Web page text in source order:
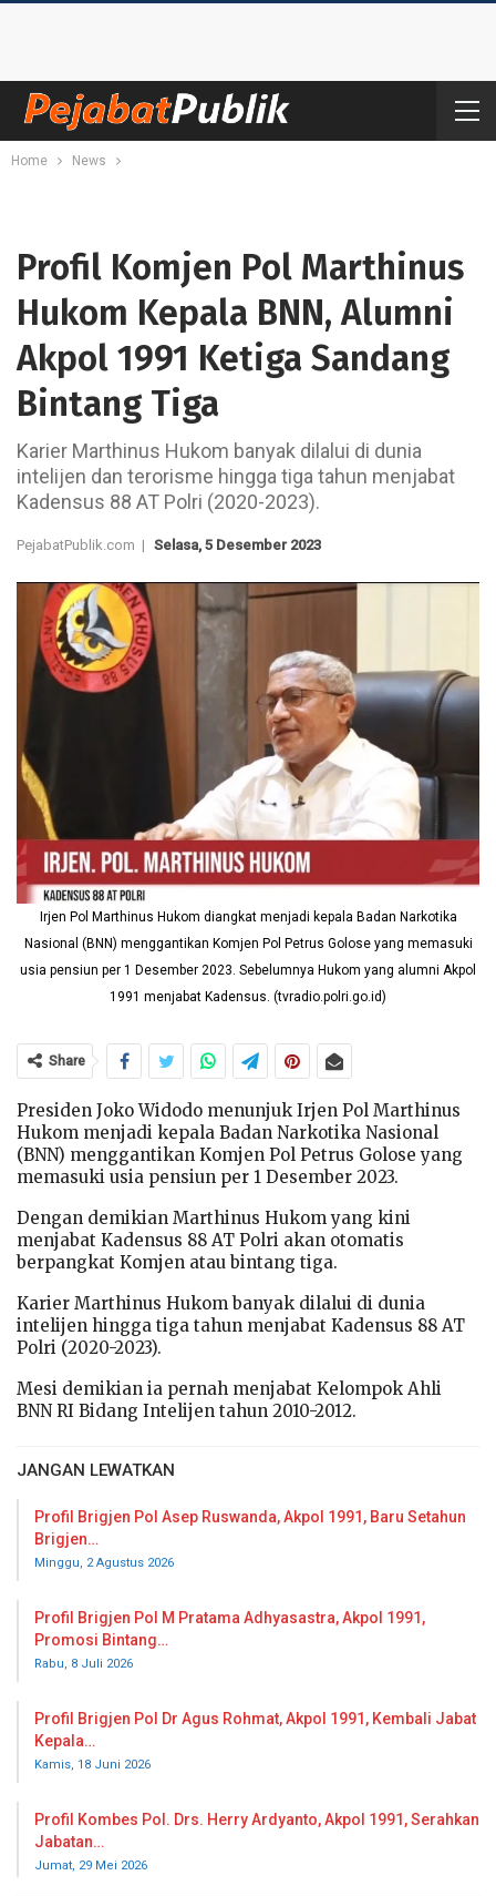
Home News
Profil Komjen Pol Marthinus
Hukom Kepala BNN, Alumni
Akpol 1991 Ketiga Sandang
Bintang Tiga
Karier Marthinus Hukom banyak dilalui di dunia
intelijen dan terorisme hingga tiga tahun menjabat
Kadensus 88 AT Polri (2020-2023).
PejabatPublik.com | Selasa, 5 Desember 2023
Irjen Pol Marthinus Hukom diangkat menjadi kepala Badan Narkotika
Nasional (BNN) menggantikan Komjen Pol Petrus Golose yang memasuki
usia pensiun per 1 Desember 2023. Sebelumnya Hukom yang alumni Akpol
1991 menjabat Kadensus. (tvradio.polri.go.id)
Share
Presiden Joko Widodo menunjuk Irjen Pol Marthinus
Hukom menjadi kepala Badan Narkotika Nasional
(BNN) menggantikan Komjen Pol Petrus Golose yang
memasuki usia pensiun per 1 Desember 2023.
Dengan demikian Marthinus Hukom yang kini
menjabat Kadensus 88 AT Polri akan otomatis
berpangkat Komjen atau bintang tiga.
Karier Marthinus Hukom banyak dilalui di dunia
intelijen hingga tiga tahun menjabat Kadensus 88 AT
Polri (2020-2023).
Mesi demikian ia pernah menjabat Kelompok Ahli
BNN RI Bidang Intelijen tahun 2010-2012.
JANGAN LEWATKAN
Profil Brigjen Pol Asep Ruswanda, Akpol 1991, Baru Setahun
Brigjen…
Minggu, 2 Agustus 2026
Profil Brigjen Pol M Pratama Adhyasastra, Akpol 1991,
Promosi Bintang…
Rabu, 8 Juli 2026
Profil Brigjen Pol Dr Agus Rohmat, Akpol 1991, Kembali Jabat
Kepala…
Kamis, 18 Juni 2026
Profil Kombes Pol. Drs. Herry Ardyanto, Akpol 1991, Serahkan
Jabatan…
Jumat, 29 Mei 2026